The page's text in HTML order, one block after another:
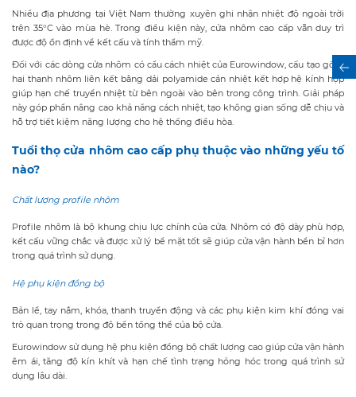
Nhiều địa phương tại Việt Nam thường xuyên ghi nhận nhiệt độ ngoài trời
trên 35°C vào mùa hè. Trong điều kiện này, cửa nhôm cao cấp vẫn duy trì
được độ ổn định về kết cấu và tính thẩm mỹ.
Đối với các dòng cửa nhôm có cầu cách nhiệt của Eurowindow, cấu tạo gồm
hai thanh nhôm liên kết bằng dải polyamide cản nhiệt kết hợp hệ kính hộp
giúp hạn chế truyền nhiệt từ bên ngoài vào bên trong công trình. Giải pháp
này góp phần nâng cao khả năng cách nhiệt, tạo không gian sống dễ chịu và
hỗ trợ tiết kiệm năng lượng cho hệ thống điều hòa.
Tuổi thọ cửa nhôm cao cấp phụ thuộc vào những yếu tố
nào?
Chất lượng profile nhôm
Profile nhôm là bộ khung chịu lực chính của cửa. Nhôm có độ dày phù hợp,
kết cấu vững chắc và được xử lý bề mặt tốt sẽ giúp cửa vận hành bền bỉ hơn
trong quá trình sử dụng.
Hệ phụ kiện đồng bộ
Bản lề, tay nắm, khóa, thanh truyền động và các phụ kiện kim khí đóng vai
trò quan trọng trong độ bền tổng thể của bộ cửa.
Eurowindow sử dụng hệ phụ kiện đồng bộ chất lượng cao giúp cửa vận hành
êm ái, tăng độ kín khít và hạn chế tình trạng hỏng hóc trong quá trình sử
dụng lâu dài.